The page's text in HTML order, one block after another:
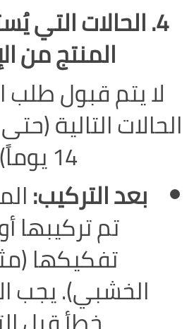
4. الحالات التي
المنتج من
لا يتم قبول طلب
الحالات التالية
14 يوماً):
بعد التركيب:
تم تركيبها
تفكيكها
الخشبي). يجب